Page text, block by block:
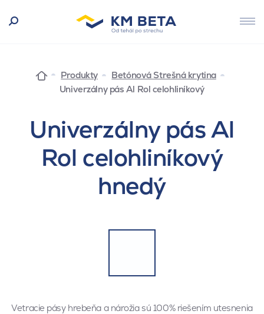
Produkty
Betónová Strešná krytina
Univerzálny pás Al Rol celohliníkový
Univerzálny pás Al
Rol celohliníkový
hnedý
Vetracie pásy hrebeňa a nárožia sú 100% riešením utesnenia